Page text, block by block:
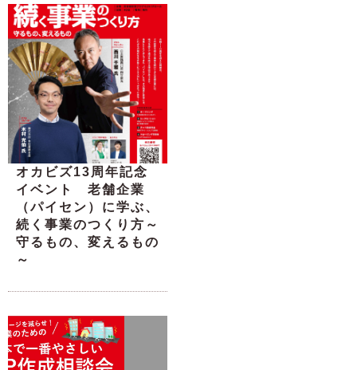
オカビズ13周年記念
イベント 老舗企業
（パイセン）に学ぶ、
続く事業のつくり方～
守るもの、変えるもの
～